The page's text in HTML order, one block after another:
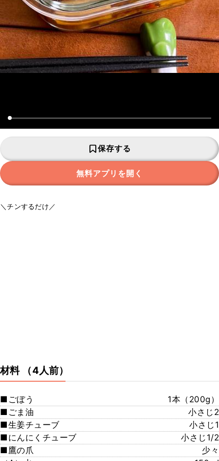
保存する
無料アプリを開く
＼チンするだけ／
材料 （4人前）
■ごぼう
1本（200g）
■ごま油
小さじ2
■生姜チューブ
小さじ1
■にんにくチューブ
小さじ1/2
■鷹の爪
少々